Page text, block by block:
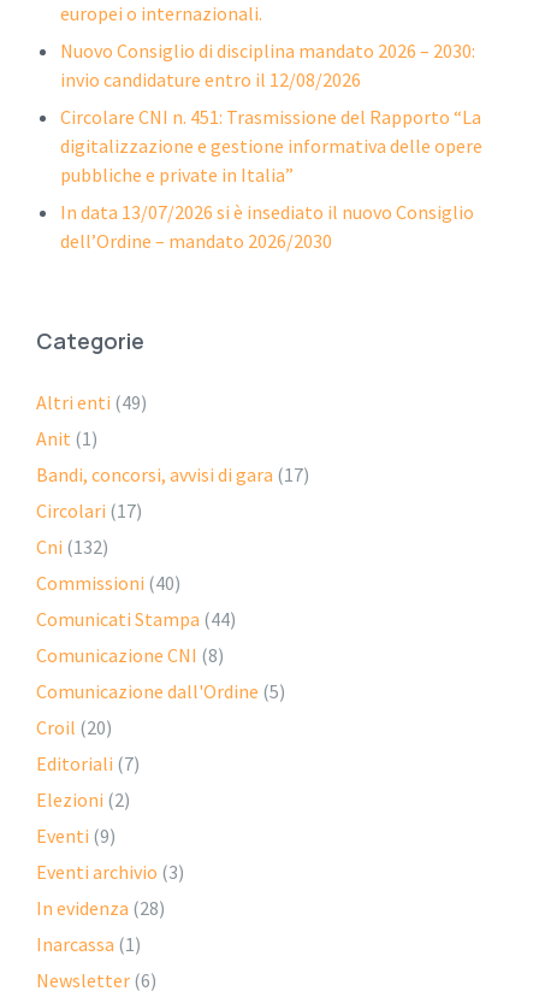
europei o internazionali.
Nuovo Consiglio di disciplina mandato 2026 – 2030:
invio candidature entro il 12/08/2026
Circolare CNI n. 451: Trasmissione del Rapporto “La
digitalizzazione e gestione informativa delle opere
pubbliche e private in Italia”
In data 13/07/2026 si è insediato il nuovo Consiglio
dell’Ordine – mandato 2026/2030
Categorie
Altri enti (49)
Anit (1)
Bandi, concorsi, avvisi di gara (17)
Circolari (17)
Cni (132)
Commissioni (40)
Comunicati Stampa (44)
Comunicazione CNI (8)
Comunicazione dall'Ordine (5)
Croil (20)
Editoriali (7)
Elezioni (2)
Eventi (9)
Eventi archivio (3)
In evidenza (28)
Inarcassa (1)
Newsletter (6)